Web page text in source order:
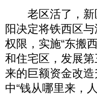
老区活了，新
阳决定将铁西区
权限，实施“东搬
和住宅区，发展
来的巨额资金改
中“钱从哪里来，